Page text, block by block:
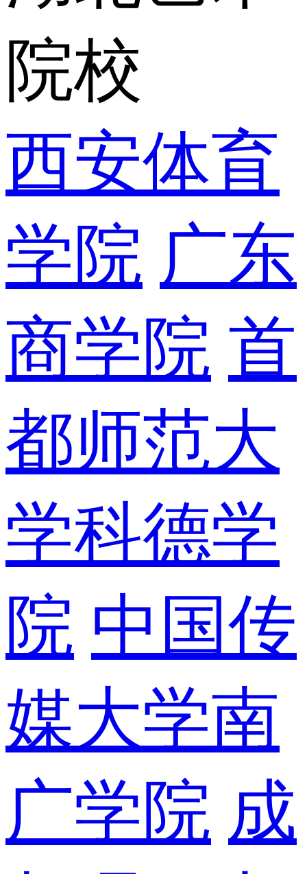
院校
西安体育
学院 广东
商学院 首
都师范大
学科德学
院 中国传
媒大学南
广学院 成